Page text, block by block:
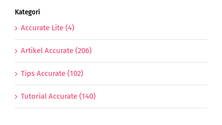
Kategori
Accurate Lite (4)
Artikel Accurate (206)
Tips Accurate (102)
Tutorial Accurate (140)